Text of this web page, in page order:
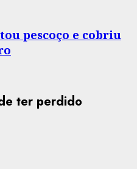
pescoço e cobriu
ter perdido